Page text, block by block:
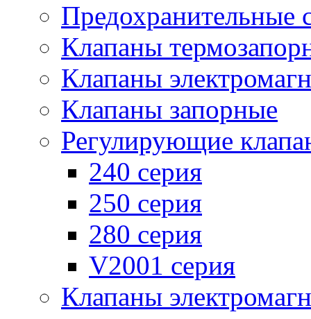
Предохранительные
Клапаны
Клапаны
Клапаны запорные
Регулирующие
240 серия
250 серия
280 серия
V2001 серия
Клапаны